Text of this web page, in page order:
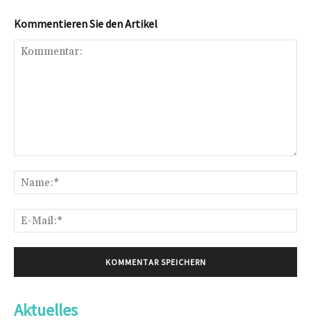
Kommentieren Sie den Artikel
Aktuelles